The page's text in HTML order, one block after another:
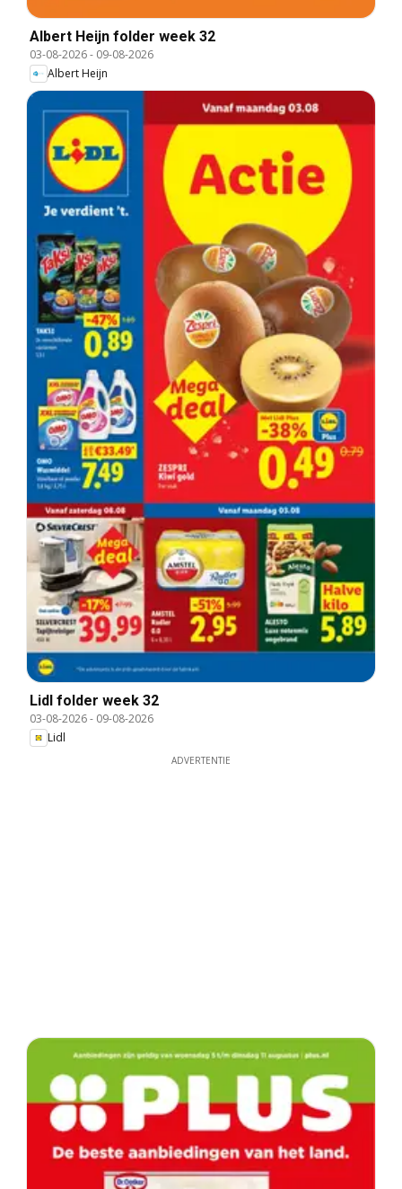
Albert Heijn folder week 32
03-08-2026- 09-08-2026
Albert Heijn
Lidl folder week 32
03-08-2026- 09-08-2026
Lidl
ADVERTENTIE